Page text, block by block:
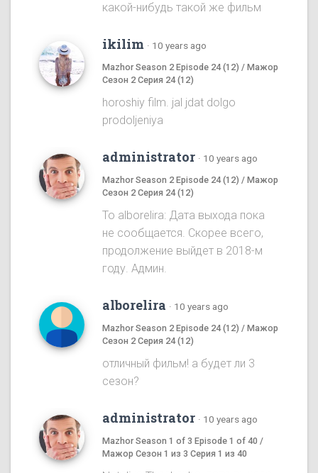
какой-нибудь такой же фильм
ikilim · 10 years ago
Mazhor Season 2 Episode 24 (12) / Мажор
Сезон 2 Серия 24 (12)
horoshiy film. jal jdat dolgo
prodoljeniya
administrator · 10 years ago
Mazhor Season 2 Episode 24 (12) / Мажор
Сезон 2 Серия 24 (12)
To alborelira: Дата выхода пока
не сообщается. Скорее всего,
продолжение выйдет в 2018-м
году. Админ.
alborelira · 10 years ago
Mazhor Season 2 Episode 24 (12) / Мажор
Сезон 2 Серия 24 (12)
отличный фильм! а будет ли 3
сезон?
administrator · 10 years ago
Mazhor Season 1 of 3 Episode 1 of 40 /
Мажор Сезон 1 из 3 Серия 1 из 40